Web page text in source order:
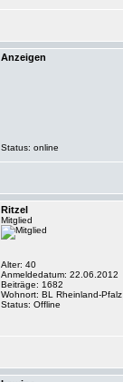
Anzeigen
Status: online
Ritzel
Mitglied
Alter: 40
Anmeldedatum: 22.06.2012
Beiträge: 1682
Wohnort: BL Rheinland-Pfalz
Status: Offline